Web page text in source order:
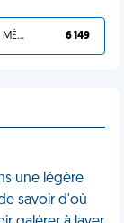
TU L'AS BIEN MÉRITÉ 6 149
une légère
savoir d'où